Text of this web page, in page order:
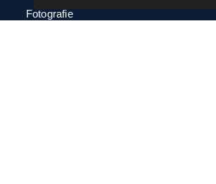
Fotografie